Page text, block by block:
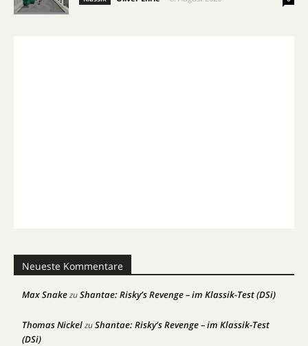
Neueste Kommentare
Max SnakezuShantae: Risky’s Revenge – im Klassik-Test (DSi)
Thomas NickelzuShantae: Risky’s Revenge – im Klassik-Test
(DSi)